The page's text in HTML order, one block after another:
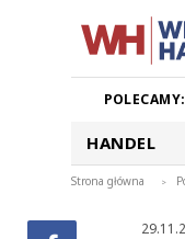
POLECAMY:
HANDEL
Strona główna >